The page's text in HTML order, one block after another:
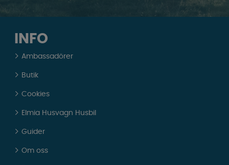
INFO
Ambassadörer
Butik
Cookies
Elmia Husvagn Husbil
Guider
Om oss